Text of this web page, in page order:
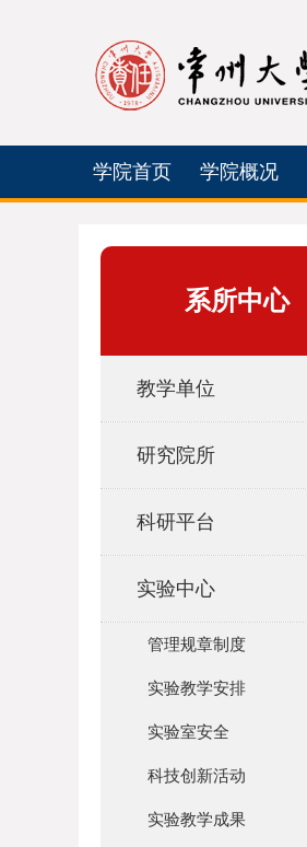
学院首页 学院概况
系所中心
教学单位
研究院所
科研平台
实验中心
管理规章制度
实验教学安排
实验室安全
科技创新活动
实验教学成果